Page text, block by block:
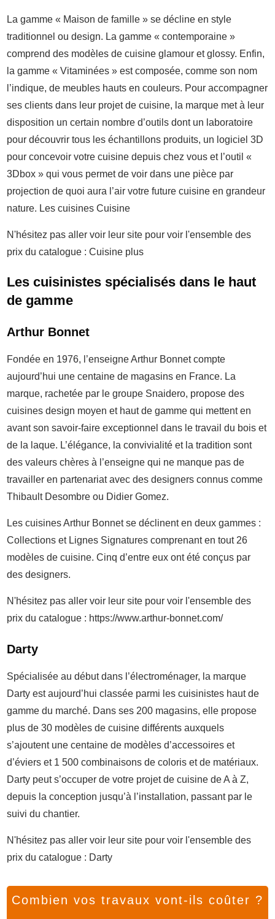
La gamme « Maison de famille » se décline en style
traditionnel ou design. La gamme « contemporaine »
comprend des modèles de cuisine glamour et glossy. Enfin,
la gamme « Vitaminées » est composée, comme son nom
l’indique, de meubles hauts en couleurs. Pour accompagner
ses clients dans leur projet de cuisine, la marque met à leur
disposition un certain nombre d’outils dont un laboratoire
pour découvrir tous les échantillons produits, un logiciel 3D
pour concevoir votre cuisine depuis chez vous et l’outil «
3Dbox » qui vous permet de voir dans une pièce par
projection de quoi aura l’air votre future cuisine en grandeur
nature. Les cuisines Cuisine
N'hésitez pas aller voir leur site pour voir l'ensemble des
prix du catalogue : Cuisine plus
Les cuisinistes spécialisés dans le haut
de gamme
Arthur Bonnet
Fondée en 1976, l’enseigne Arthur Bonnet compte
aujourd’hui une centaine de magasins en France. La
marque, rachetée par le groupe Snaidero, propose des
cuisines design moyen et haut de gamme qui mettent en
avant son savoir-faire exceptionnel dans le travail du bois et
de la laque. L’élégance, la convivialité et la tradition sont
des valeurs chères à l’enseigne qui ne manque pas de
travailler en partenariat avec des designers connus comme
Thibault Desombre ou Didier Gomez.
Les cuisines Arthur Bonnet se déclinent en deux gammes :
Collections et Lignes Signatures comprenant en tout 26
modèles de cuisine. Cinq d’entre eux ont été conçus par
des designers.
N'hésitez pas aller voir leur site pour voir l'ensemble des
prix du catalogue : https://www.arthur-bonnet.com/
Darty
Spécialisée au début dans l’électroménager, la marque
Darty est aujourd’hui classée parmi les cuisinistes haut de
gamme du marché. Dans ses 200 magasins, elle propose
plus de 30 modèles de cuisine différents auxquels
s’ajoutent une centaine de modèles d’accessoires et
d’éviers et 1 500 combinaisons de coloris et de matériaux.
Darty peut s’occuper de votre projet de cuisine de A à Z,
depuis la conception jusqu’à l’installation, passant par le
suivi du chantier.
N'hésitez pas aller voir leur site pour voir l'ensemble des
prix du catalogue : Darty
Combien vos travaux vont-ils coûter ?